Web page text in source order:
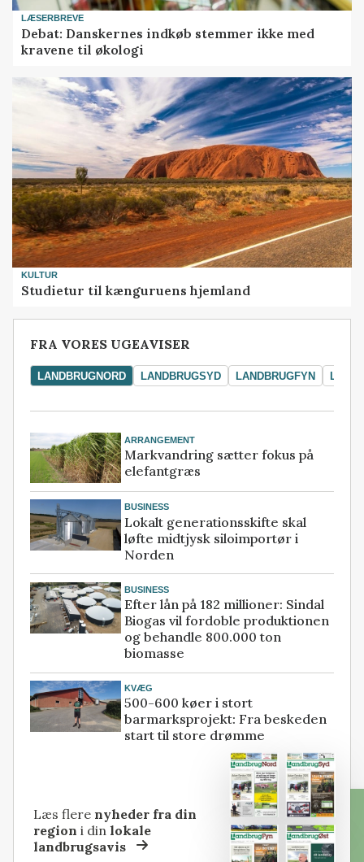
LÆSERBREVE
Debat: Danskernes indkøb stemmer ikke med
kravene til økologi
KULTUR
Studietur til kænguruens hjemland
FRA VORES UGEAVISER
LANDBRUGNORD LANDBRUGSYD LANDBRUGFYN
ARRANGEMENT
Markvandring sætter fokus på
elefantgræs
BUSINESS
Lokalt generationsskifte skal
løfte midtjysk siloimportør i
Norden
BUSINESS
Efter lån på 182 millioner: Sindal
Biogas vil fordoble produktionen
og behandle 800.000 ton
biomasse
KVÆG
500-600 køer i stort
barmarksprojekt: Fra beskeden
start til store drømme
Læs flere nyheder fra din
region i dinlokale
landbrugsavis